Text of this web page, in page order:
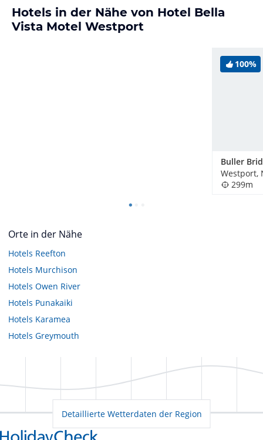
Hotels in der Nähe von Hotel Bella
Vista Motel Westport
100%
Buller
Westport,
299m
Orte in der Nähe
Hotels Reefton
Hotels Murchison
Hotels Owen River
Hotels Punakaiki
Hotels Karamea
Hotels Greymouth
Detaillierte Wetterdaten der Region